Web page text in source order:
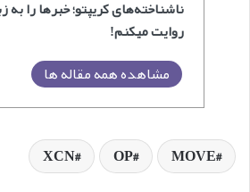
ناشناخته‌های کریپتو؛ خبرها را به
روایت میکنم!
مشاهده همه مقاله ها
MOVE
OP
XCN